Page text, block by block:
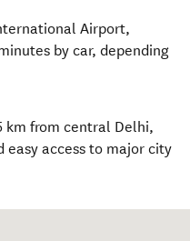
Airport,
by car, depending
km from central Delhi,
easy access to major city